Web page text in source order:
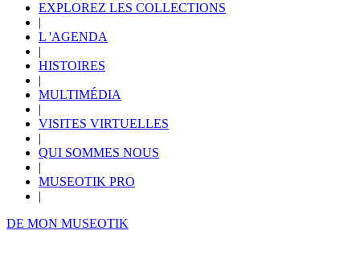
EXPLOREZ LES COLLECTIONS
|
L 'AGENDA
|
HISTOIRES
|
MULTIMÉDIA
|
VISITES VIRTUELLES
|
QUI SOMMES NOUS
|
MUSEOTIK PRO
|
DE MON MUSEOTIK